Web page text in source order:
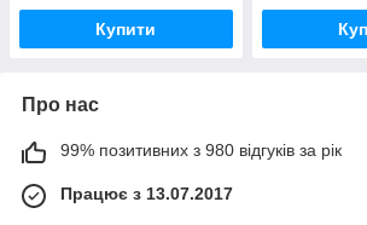
Купити
Про нас
99% позитивних з 980 відгуків за рік
Працює з 13.07.2017